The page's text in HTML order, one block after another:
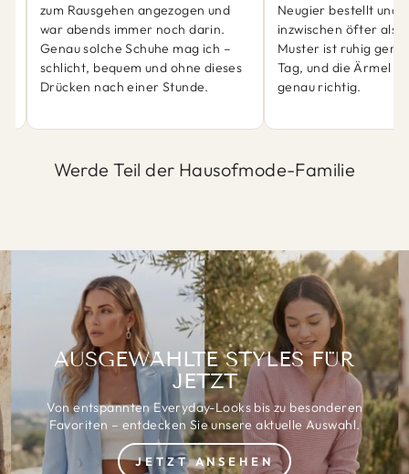
zum Rausgehen angezogen und
war abends immer noch darin.
Genau solche Schuhe mag ich –
schlicht, bequem und ohne dieses
Drücken nach einer Stunde.
Neugier bestellt und
inzwischen öfter als
Muster ist ruhig
Tag, und die Ärmel
genau richtig.
Werde Teil der Hausofmode-Familie
AUSGEWÄHLTE STYLES FÜR
JETZT
Von entspannten Everyday-Looks bis zu besonderen
Favoriten – entdecken Sie unsere aktuelle Auswahl.
JETZT ANSEHEN